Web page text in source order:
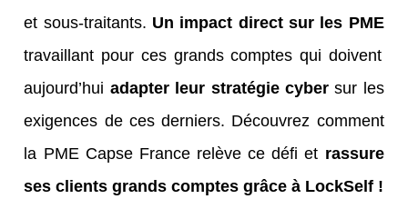
et sous-traitants. Un impact direct sur les PME
travaillant pour ces grands comptes qui doivent
aujourd’hui adapter leur stratégie cybersur les
exigences de ces derniers. Découvrez comment
la PME Capse France relève ce défi et rassure
ses clients grands comptes grâce à LockSelf !